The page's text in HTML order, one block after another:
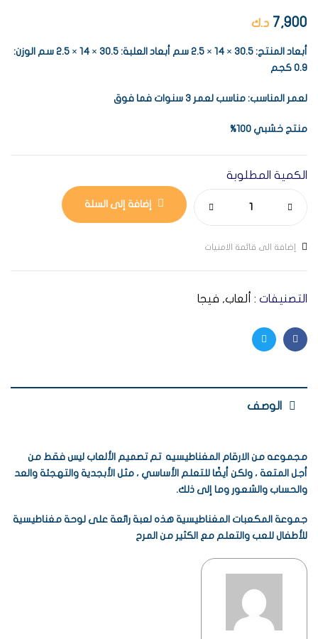
7,900 د.ك
أبعاد المنتج: 30.5 × 14 × 2.5 سم أبعاد العلبة: 30.5 × 14 × 2.5 سم الوزن:
0.9 كجم
لعمر المناسب: مناسب لعمر 3 سنوات فما فوق
منتج خشبي 100%
الكمية المطلوبة
إضافة إلى السلة
إضافة الى قائمة الامنيات
التصنيفات : ألعاب, فيجا
Facebook
Twitter
الوصف
مجموعه من الارقام المغناطيسيه تم تصميم الألعاب ليس فقط من
أجل المتعة ، ولكن أيضًا للتعلم الأساسي ، مثل الأبجدية والتهجئة والعد
والحساب والشعور وما إلى ذلك.
جموعة المكعبات المغناطيسية هذه لعبة رائعة على لوحة مغناطيسية
للأطفال للعب والتعلم مع الكثير من المرح